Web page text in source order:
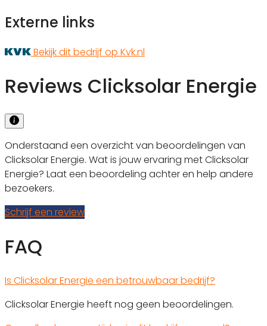
Externe links
Bekijk dit bedrijf op Kvk.nl
Reviews Clicksolar Energie
Onderstaand een overzicht van beoordelingen van
Clicksolar Energie. Wat is jouw ervaring met Clicksolar
Energie? Laat een beoordeling achter en help andere
bezoekers.
Schrijf een review
FAQ
Is Clicksolar Energie een betrouwbaar bedrijf?
Clicksolar Energie heeft nog geen beoordelingen.